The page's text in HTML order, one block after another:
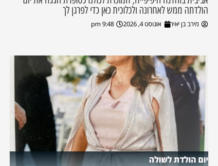
הולדתה ממש לאחרונה ולכלוכית כאן כדי לפרגן לך
מירב בן יאיר אוגוסט 4, 2026 9:48 pm
יום הולדת לשולה